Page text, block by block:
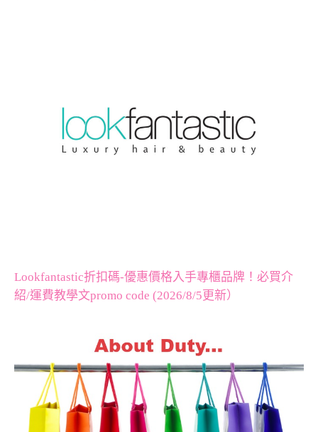
Lookfantastic折扣碼-優惠價格入手專櫃品牌！必買介
紹/運費教學文promo code (2026/8/5更新）